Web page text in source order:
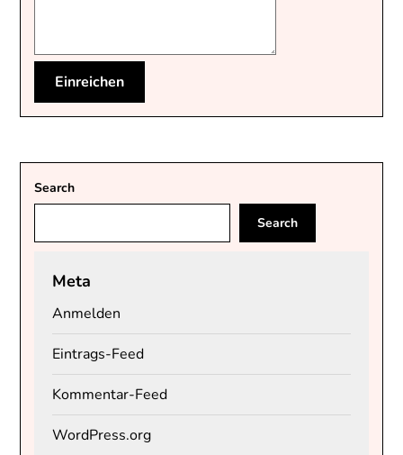
Search
Search
Meta
Anmelden
Eintrags-Feed
Kommentar-Feed
WordPress.org